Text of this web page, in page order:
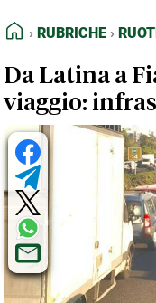
FEED RSS
NORMATIVE
TERMINI e
HOME
RUBRICHE
Da Latina a
viaggio: